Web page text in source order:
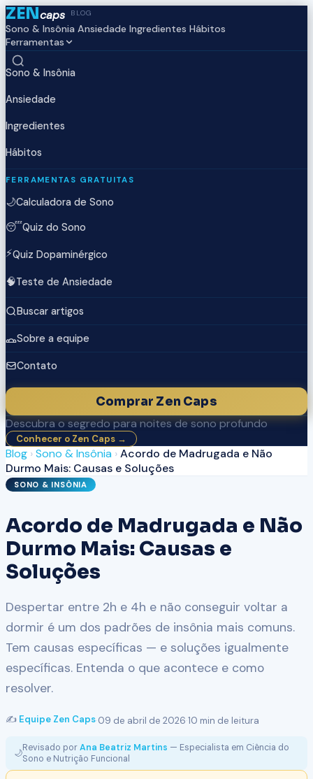
ZENcaps BLOG
Sono & Insônia Ansiedade Ingredientes Hábitos
Ferramentas
Sono & Insônia
Ansiedade
Ingredientes
Hábitos
FERRAMENTAS GRATUITAS
🌙Calculadora de Sono
😴Quiz do Sono
⚡Quiz Dopaminérgico
🧠Teste de Ansiedade
Buscar artigos
Sobre a equipe
Contato
Comprar Zen Caps
Descubra o segredo para noites de sono profundo
Conhecer o Zen Caps →
Blog ›Sono & Insônia ›Acordo de Madrugada e Não
Durmo Mais: Causas e Soluções
SONO & INSÔNIA
Acordo de Madrugada e Não
Durmo Mais: Causas e
Soluções
Despertar entre 2h e 4h e não conseguir voltar a
dormir é um dos padrões de insônia mais comuns.
Tem causas específicas — e soluções igualmente
específicas. Entenda o que acontece e como
resolver.
✍️ Equipe Zen Caps·09 de abril de 2026·10 min de leitura
🌙Revisado porAna Beatriz Martins — Especialista em Ciência do
Sono e Nutrição Funcional